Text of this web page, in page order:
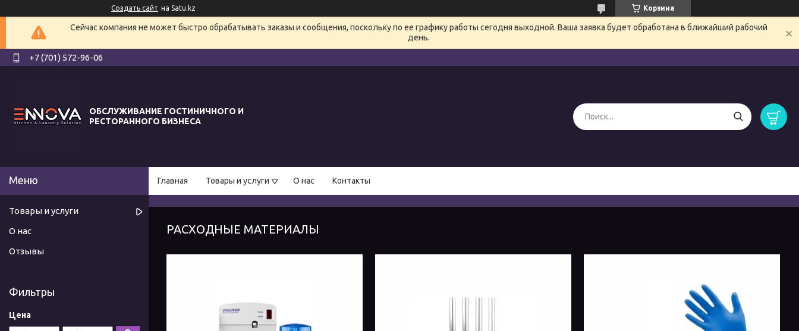
Создать сайт на Satu.kz Корзина
Сейчас компания не может быстро обрабатывать заказы и сообщения, поскольку по ее графику работы сегодня выходной. Ваша заявка будет обработана в ближайший рабочий
день.
+7 (701) 572-96-06
ОБСЛУЖИВАНИЕ ГОСТИНИЧНОГО И
РЕСТОРАННОГО БИЗНЕСА
Главная Товары и услуги О нас Контакты
РАСХОДНЫЕ МАТЕРИАЛЫ
Товары и услуги
О нас
Отзывы
Фильтры
Цена